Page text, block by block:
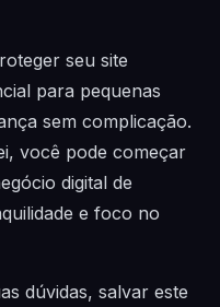
seu site
para pequenas
sem complicação.
você pode começar
digital de
e foco no
dúvidas, salvar este